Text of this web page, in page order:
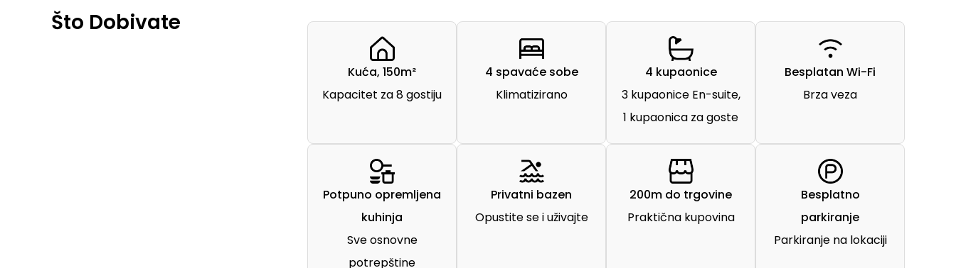
Što Dobivate
Kuća, 150m²
Kapacitet za 8 gostiju
4 spavaće sobe
Klimatizirano
4 kupaonice
3 kupaonice En-suite,
1 kupaonica za goste
Besplatan Wi-Fi
Brza veza
Potpuno opremljena
kuhinja
Sve osnovne
potrepštine
Privatni bazen
Opustite se i uživajte
200m do trgovine
Praktična kupovina
Besplatno
parkiranje
Parkiranje na lokaciji